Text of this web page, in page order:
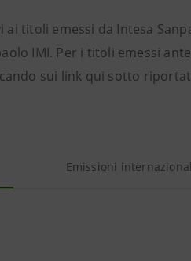
titoli emessi da Intesa
IMI. Per i titoli emessi
sui link qui sotto
Emissioni